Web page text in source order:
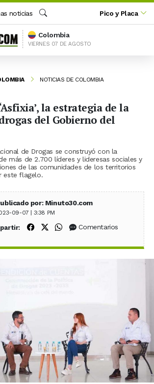
noticias
Buscar
Pico y Placa
Colombia
VIERNES 07 DE AGOSTO
NOTICIAS DE COLOMBIA
la estrategia de la
del Gobierno del
de Drogas se construyó con la
más de 2.700 líderes y lideresas sociales y
de las comunidades de los territorios
este flagelo.
por: Minuto30.com
09-07 | 3:38 PM
Compartir en Facebook
Compartir en X (Twitter)
Compartir en WhatsApp
Comentarios